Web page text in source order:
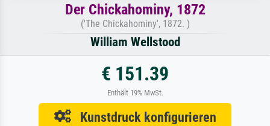
Der Chickahominy, 1872
('The Chickahominy', 1872. )
William Wellstood
€ 151.39
Enthält 19% MwSt.
Kunstdruck konfigurieren